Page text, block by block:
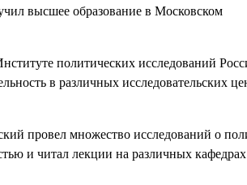
высшее образование в Московском
политических исследований
в различных исследовательских
провел множество исследований о
и читал лекции на различных кафедрах